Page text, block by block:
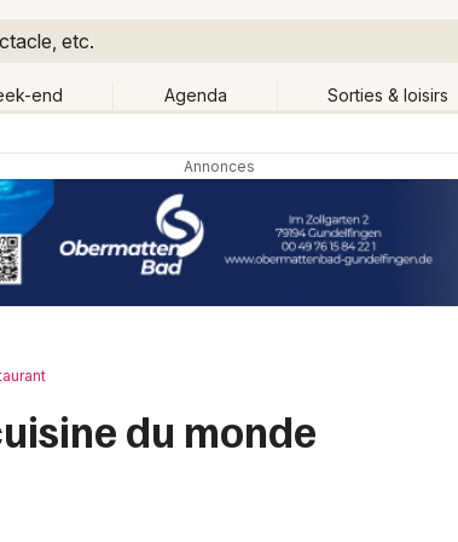
etc.
end Agenda Sorties & loisirs
Publier un événement
Grands événements
Activité & Expérience
Manifestations
Bordeaux
du monde
Quand ?